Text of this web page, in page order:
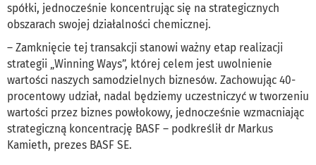
spółki, jednocześnie koncentrując się na strategicznych
obszarach swojej działalności chemicznej.
– Zamknięcie tej transakcji stanowi ważny etap realizacji
strategii „Winning Ways”, której celem jest uwolnienie
wartości naszych samodzielnych biznesów. Zachowując 40-
procentowy udział, nadal będziemy uczestniczyć w tworzeniu
wartości przez biznes powłokowy, jednocześnie wzmacniając
strategiczną koncentrację BASF – podkreślił dr Markus
Kamieth, prezes BASF SE.